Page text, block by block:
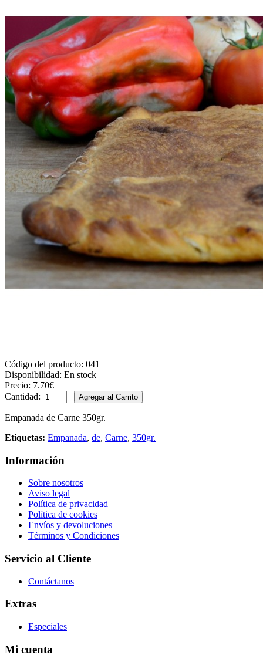
Código del producto: 041
Disponibilidad: En stock
Precio: 7.70€
Cantidad:
Empanada de Carne 350gr.
Etiquetas: Empanada, de, Carne, 350gr.
Información
Sobre nosotros
Aviso legal
Política de privacidad
Política de cookies
Envíos y devoluciones
Términos y Condiciones
Servicio al Cliente
Contáctanos
Extras
Especiales
Mi cuenta